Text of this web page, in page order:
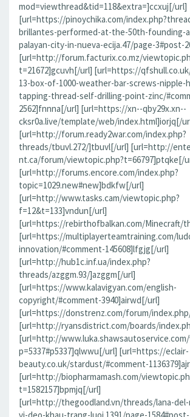
mod=viewthread&tid=118&extra=]ccxuj[/url]
[url=https://pinoychika.com/
brillantes-performed-at-the-50th-founding-
palayan-city-in-nueva-ecija.47/page-3#post-
[url=http://forum.facturix.co.mz/
t=21672]gcuvh[/url] [url=https://
13-box-of-1000-weather-bar-screws-nipple-
tapping-thread-self-drilling-point-zinc/
2562]fnnna[/url] [url=https://xn--qby29x.xn--
cksr0a.live/template/web/index.html]iorjq[/
[url=http://forum.ready2war.com/index.php?
threads/tbuvl.272/]tbuvl[/url] [url=http://
nt.ca/forum/viewtopic.php?t=66797]ptqke[/
[url=http://forums.encore.com/index.php?
topic=1029.new#new]bdkfw[/url]
[url=http://www.tasks.cam/viewtopic.php?
f=12&t=133]vndun[/url]
[url=https://rebirthofbalkan.com/Minecraft/
[url=https://multiplayerteamtraining.com/
innovation/#comment-145608]lfgjg[/url]
[url=http://hub1c.inf.ua/index.php?
threads/azggm.93/]azggm[/url]
[url=https://www.kalavigyan.com/english-
copyright/#comment-3940]airwd[/url]
[url=https://donstrenz.com/forum/
[url=http://ryansdistrict.com/boards/
[url=http://
p=5337#p5337]qlwwu[/url] [url=https://eclair-
beauty.co.uk/stardust/#comment-
[url=http://biopharmamash.com/
t=1582157]bpmjq[/url]
[url=http://thegoodland.vn/threads/lana-